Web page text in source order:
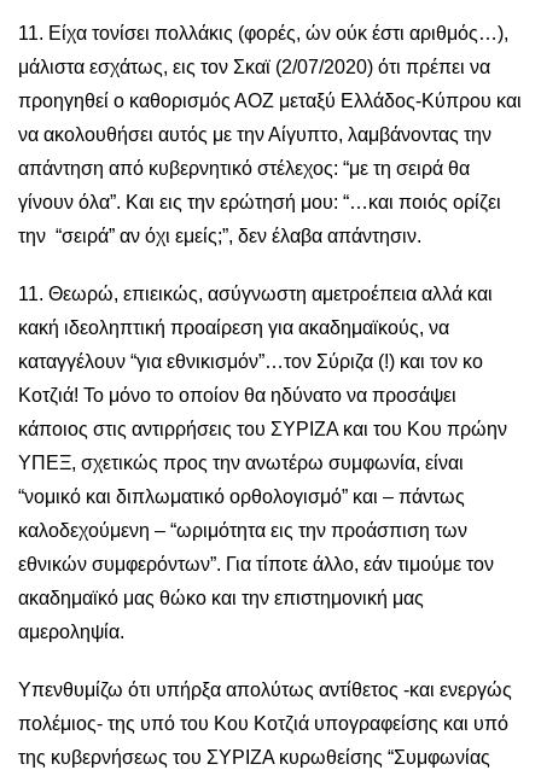
11. Είχα τονίσει πολλάκις (φορές, ών ούκ έστι αριθμός…),
μάλιστα εσχάτως, εις τον Σκαϊ (2/07/2020) ότι πρέπει να
προηγηθεί ο καθορισμός ΑΟΖ μεταξύ Ελλάδος-Κύπρου και
να ακολουθήσει αυτός με την Αίγυπτο, λαμβάνοντας την
απάντηση από κυβερνητικό στέλεχος: “με τη σειρά θα
γίνουν όλα”. Και εις την ερώτησή μου: “…και ποιός ορίζει
την “σειρά” αν όχι εμείς;”, δεν έλαβα απάντησιν.
11. Θεωρώ, επιεικώς, ασύγνωστη αμετροέπεια αλλά και
κακή ιδεοληπτική προαίρεση για ακαδημαϊκούς, να
καταγγέλουν “για εθνικισμόν”…τον Σύριζα (!) και τον κο
Κοτζιά! Το μόνο το οποίον θα ηδύνατο να προσάψει
κάποιος στις αντιρρήσεις του ΣΥΡΙΖΑ και του Κου πρώην
ΥΠΕΞ, σχετικώς προς την ανωτέρω συμφωνία, είναι
“νομικό και διπλωματικό ορθολογισμό” και – πάντως
καλοδεχούμενη – “ωριμότητα εις την προάσπιση των
εθνικών συμφερόντων”. Για τίποτε άλλο, εάν τιμούμε τον
ακαδημαϊκό μας θώκο και την επιστημονική μας
αμεροληψία.
Υπενθυμίζω ότι υπήρξα απολύτως αντίθετος -και ενεργώς
πολέμιος- της υπό του Κου Κοτζιά υπογραφείσης και υπό
της κυβερνήσεως του ΣΥΡΙΖΑ κυρωθείσης “Συμφωνίας